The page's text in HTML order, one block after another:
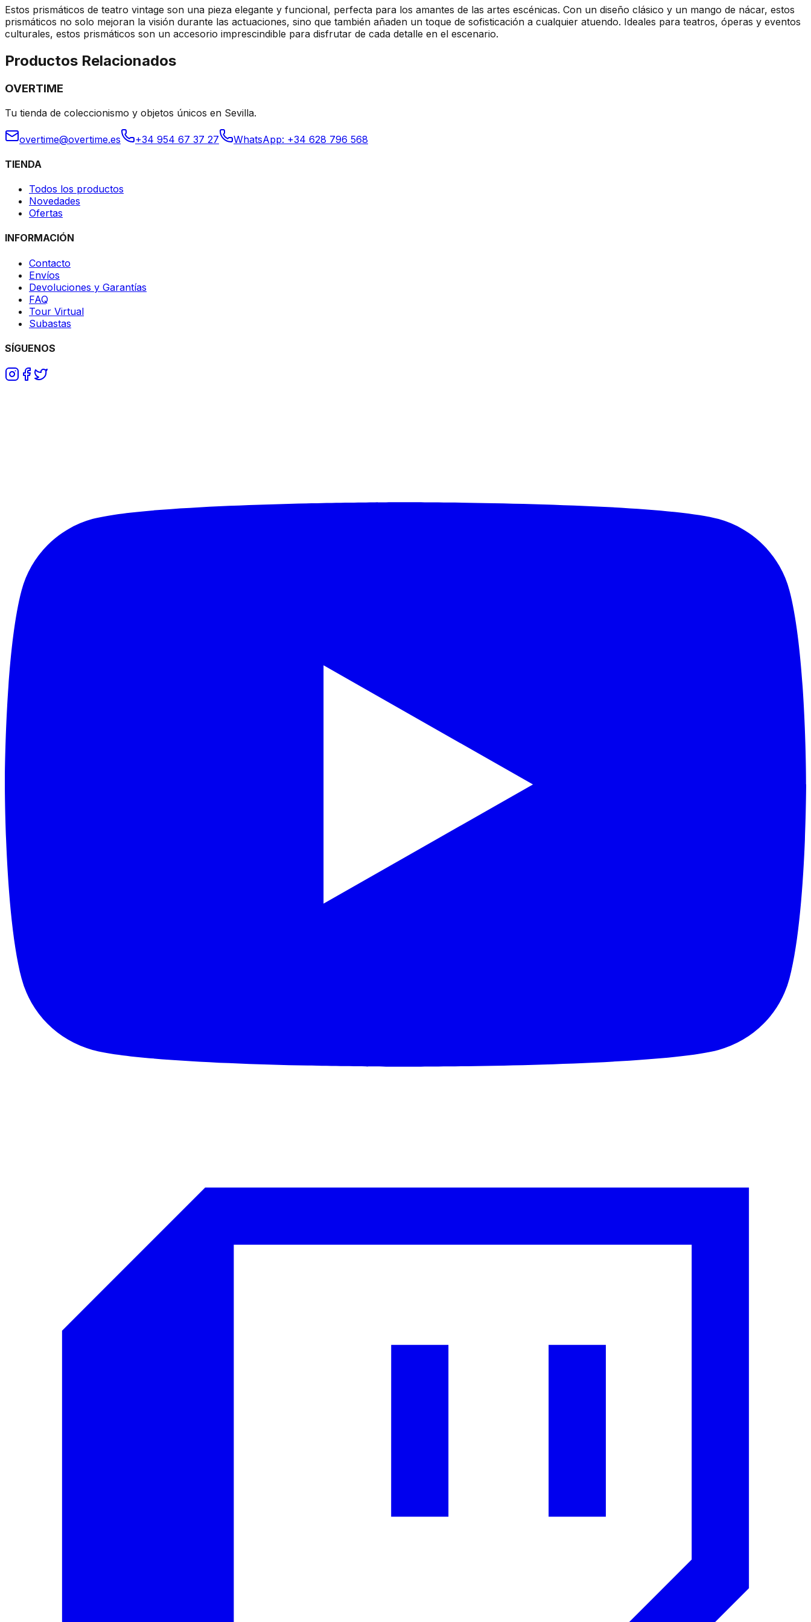
Estos prismáticos de teatro vintage son una pieza elegante y funcional, perfecta para los amantes de las artes escénicas. Con un diseño clásico y un mango de nácar, estos
prismáticos no solo mejoran la visión durante las actuaciones, sino que también añaden un toque de sofisticación a cualquier atuendo. Ideales para teatros, óperas y eventos
culturales, estos prismáticos son un accesorio imprescindible para disfrutar de cada detalle en el escenario.
Productos Relacionados
OVERTIME
Tu tienda de coleccionismo y objetos únicos en Sevilla.
overtime@overtime.es +34 954 67 37 27 WhatsApp: +34 628 796 568
TIENDA
Todos los productos
Novedades
Ofertas
INFORMACIÓN
Contacto
Envíos
Devoluciones y Garantías
FAQ
Tour Virtual
Subastas
SÍGUENOS